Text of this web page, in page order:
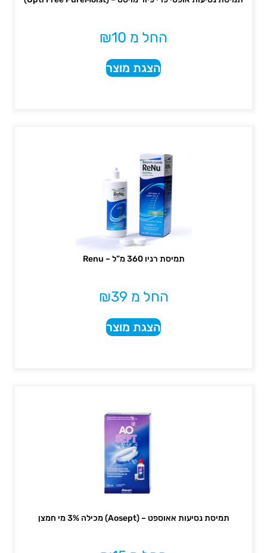
החל מ ₪10
הצגת מוצר
תמיסת רניו 360 מ”ל – Renu
החל מ ₪39
הצגת מוצר
תמיסת נסיעות אאוספט – (Aosept) מכילה 3% מי חמצן